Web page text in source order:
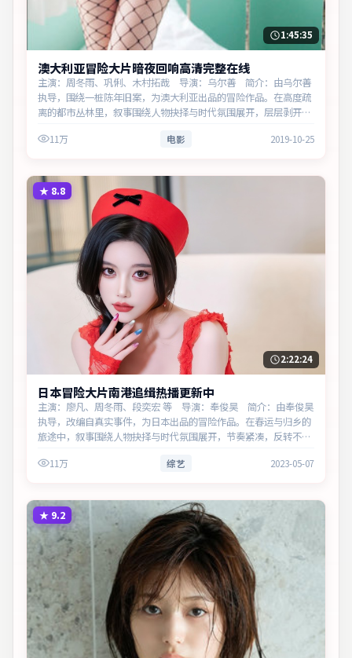
1:45:35
澳大利亚冒险大片暗夜回响高清完整在线
主演：周冬雨、巩俐、木村拓哉 导演：乌尔善 简介：由乌尔善
执导，围绕一桩陈年旧案，为澳大利亚出品的冒险作品。在高度疏
离的都市丛林里，叙事围绕人物抉择与时代氛围展开，层层剥开谎
义。11万 电影 2019-10-25
★ 8.8
2:22:24
日本冒险大片南港追缉热播更新中
主演：廖凡、周冬雨、段奕宏 等 导演：奉俊昊 简介：由奉俊昊
执导，改编自真实事件，为日本出品的冒险作品。在春运与归乡的
旅途中，叙事围绕人物抉择与时代氛围展开，节奏紧凑，反转不
11万 综艺 2023-05-07
★ 9.2